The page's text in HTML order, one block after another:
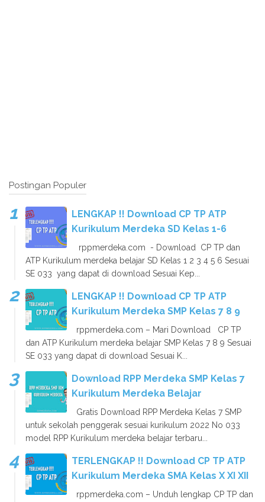
Postingan Populer
LENGKAP !! Download CP TP ATP
Kurikulum Merdeka SD Kelas 1-6
rppmerdeka.com - Download CP TP dan
ATP Kurikulum merdeka belajar SD Kelas 1 2 3 4 5 6 Sesuai
SE 033 yang dapat di download Sesuai Kep...
LENGKAP !! Download CP TP ATP
Kurikulum Merdeka SMP Kelas 7 8 9
rppmerdeka.com – Mari Download CP TP
dan ATP Kurikulum merdeka belajar SMP Kelas 7 8 9 Sesuai
SE 033 yang dapat di download Sesuai K...
Download RPP Merdeka SMP Kelas 7
Kurikulum Merdeka Belajar
Gratis Download RPP Merdeka Kelas 7 SMP
untuk sekolah penggerak sesuai kurikulum 2022 No 033
model RPP Kurikulum merdeka belajar terbaru...
TERLENGKAP !! Download CP TP ATP
Kurikulum Merdeka SMA Kelas X XI XII
rppmerdeka.com – Unduh lengkap CP TP dan